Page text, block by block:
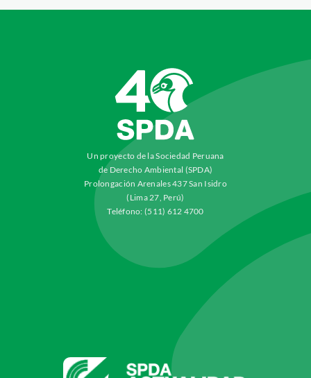
Un proyecto de la Sociedad Peruana
de Derecho Ambiental (SPDA)
Prolongación Arenales 437 San Isidro
(Lima 27, Perú)
Teléfono: (511) 612 4700